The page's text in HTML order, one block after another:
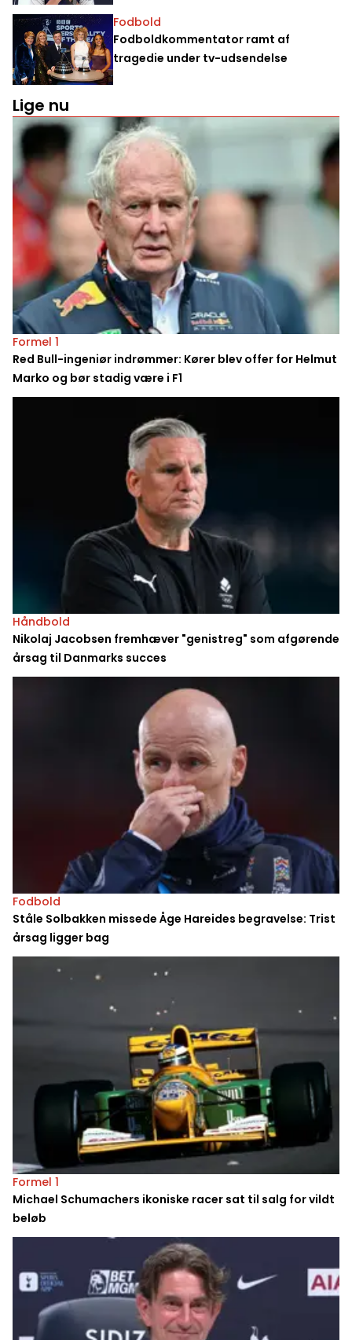
Fodbold
Fodboldkommentator ramt af
tragedie under tv-udsendelse
Lige nu
Formel 1
Red Bull-ingeniør indrømmer: Kører blev offer for Helmut
Marko og bør stadig være i F1
Håndbold
Nikolaj Jacobsen fremhæver "genistreg" som afgørende
årsag til Danmarks succes
Fodbold
Ståle Solbakken missede Åge Hareides begravelse: Trist
årsag ligger bag
Formel 1
Michael Schumachers ikoniske racer sat til salg for vildt
beløb